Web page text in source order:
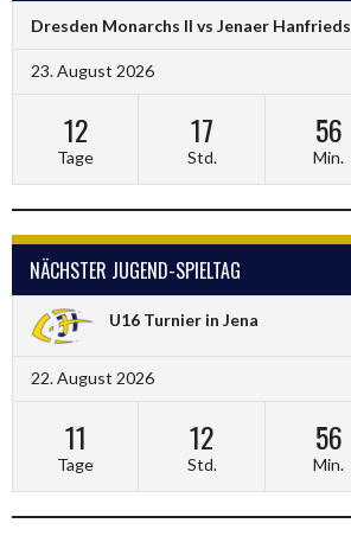
Dresden Monarchs II vs Jenaer Hanfrieds
23. August 2026
12
Tage
17
Std.
56
Min.
NÄCHSTER JUGEND-SPIELTAG
U16 Turnier in Jena
22. August 2026
11
Tage
12
Std.
56
Min.